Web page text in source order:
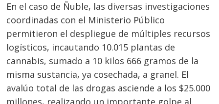
En el caso de Ñuble, las diversas investigaciones
coordinadas con el Ministerio Público
permitieron el despliegue de múltiples recursos
logísticos, incautando 10.015 plantas de
cannabis, sumado a 10 kilos 666 gramos de la
misma sustancia, ya cosechada, a granel. El
avalúo total de las drogas asciende a los $25.000